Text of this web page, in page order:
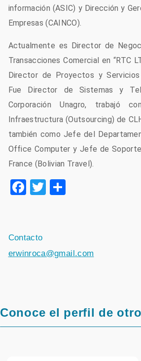
información (ASIC) y Dirección y
Empresas (CAINCO).
Actualmente es Director de
Transacciones Comercial en “RTC
Director de Proyectos y
Fue Director de Sistemas y
Corporación Unagro, trabajó
Infraestructura (Outsourcing) de
también como Jefe del
Office Computer y Jefe de
France (Bolivian Travel).
Facebook
Twitter
Compartir
Contacto
erwinroca@gmail.com
Conoce el perfil de